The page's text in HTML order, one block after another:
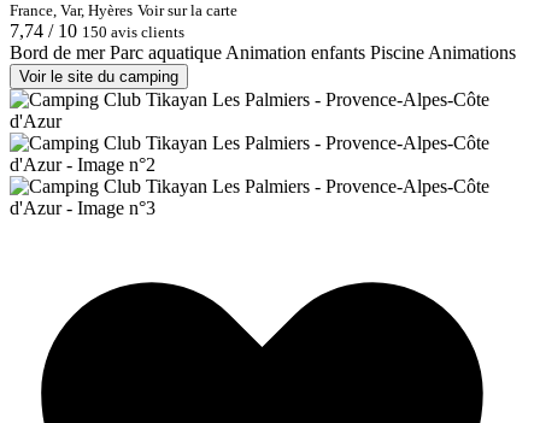
France, Var, Hyères Voir sur la carte
7,74 / 10 150 avis clients
Bord de mer Parc aquatiqueAnimation enfants PiscineAnimations
Voir le site du camping